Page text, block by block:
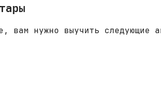
вам нужно выучить следующие